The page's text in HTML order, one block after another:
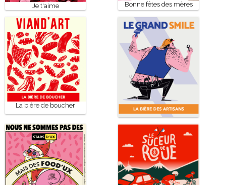
Je t'aime Bonne fêtes des mères
La bière de boucher